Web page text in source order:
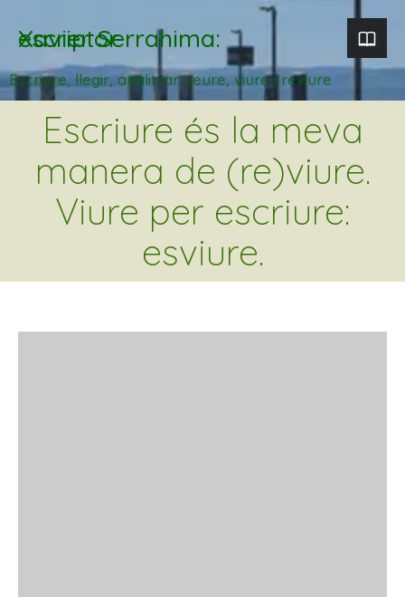
Xavier Serrahima: escriptor
Escriure, llegir, analitzar. veure, viure i reviure
Escriure és la meva
manera de (re)viure.
Viure per escriure:
esviure.